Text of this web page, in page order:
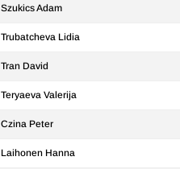
Szukics Adam
Trubatcheva Lidia
Tran David
Teryaeva Valerija
Czina Peter
Laihonen Hanna